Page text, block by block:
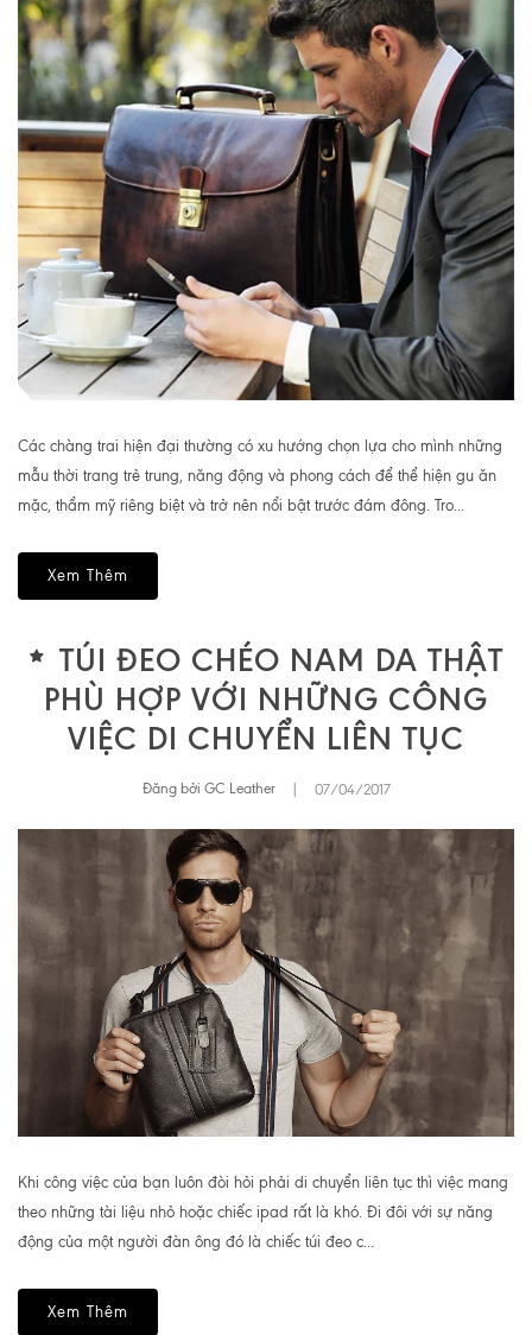
Các chàng trai hiện đại thường có xu hướng chọn lựa cho mình những
mẫu thời trang trẻ trung, năng động và phong cách để thể hiện gu ăn
mặc, thẩm mỹ riêng biệt và trở nên nổi bật trước đám đông. Tro...
Xem Thêm
TÚI ĐEO CHÉO NAM DA THẬT
PHÙ HỢP VỚI NHỮNG CÔNG
VIỆC DI CHUYỂN LIÊN TỤC
Đăng bởi GC Leather 07/04/2017
Khi công việc của bạn luôn đòi hỏi phải di chuyển liên tục thì việc mang
theo những tài liệu nhỏ hoặc chiếc ipad rất là khó. Đi đôi với sự năng
động của một người đàn ông đó là chiếc túi đeo c...
Xem Thêm